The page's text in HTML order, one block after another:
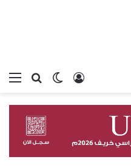
بحثالوضع
تسجيل الدخول